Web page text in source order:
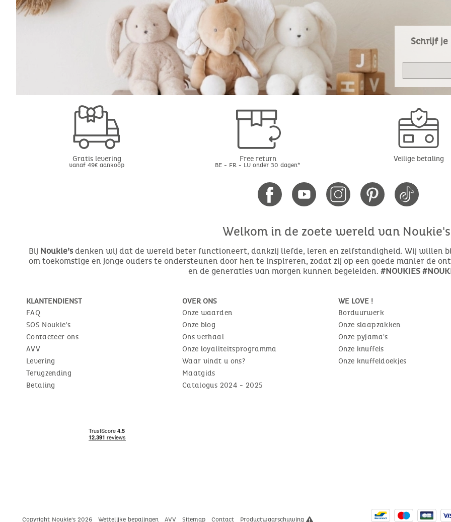
Schrijf je
Gratis levering
vanaf 49€ aankoop
Free return
BE - FR - LU onder 30 dagen*
Veilige betaling
Welkom in de zoete wereld van
Bij Noukie’sdenken wij dat de wereld beter functioneert, dankzij liefde, leren en zelfstandigheid. Wij willen
om toekomstige en jonge ouders te ondersteunen door hen te inspireren, zodat zij op een goede manier de
en de generaties van morgen kunnen begeleiden. #NOUKIES
KLANTENDIENST
FAQ
SOS Noukie's
Contacteer ons
AVV
Levering
Terugzending
Betaling
OVER ONS
Onze waarden
Onze blog
Ons verhaal
Onze loyaliteitsprogramma
Waar vindt u ons?
Maatgids
Catalogus 2024 - 2025
WE LOVE !
Borduurwerk
Onze slaapzakken
Onze pyjama's
Onze knuffels
Onze knuffeldoekjes
Copyright Noukie's 2026 Wettelijke bepalingen AVV Sitemap Contact Productwaarschuwing